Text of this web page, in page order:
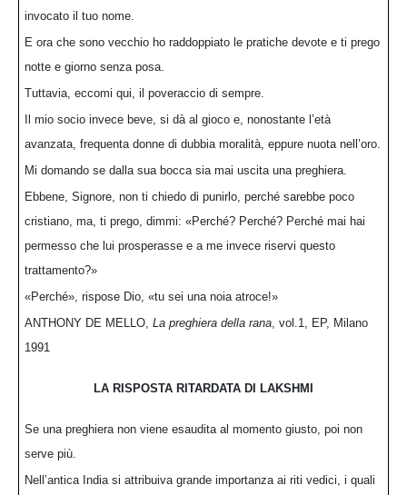
invocato il tuo nome.
E ora che sono vecchio ho raddoppiato le pratiche devote e ti prego
notte e giorno senza posa.
Tuttavia, eccomi qui, il poveraccio di sempre.
Il mio socio invece beve, si dà al gioco e, nonostante l’età
avanzata, frequenta donne di dubbia moralità, eppure nuota nell’oro.
Mi domando se dalla sua bocca sia mai uscita una preghiera.
Ebbene, Signore, non ti chiedo di punirlo, perché sarebbe poco
cristiano, ma, ti prego, dimmi: «Perché? Perché? Perché mai hai
permesso che lui prosperasse e a me invece riservi questo
trattamento?»
«Perché», rispose Dio, «tu sei una noia atroce!»
ANTHONY DE MELLO, La preghiera della rana, vol.1, EP, Milano
1991
LA RISPOSTA RITARDATA DI LAKSHMI
Se una preghiera non viene esaudita al momento giusto, poi non
serve più.
Nell’antica India si attribuiva grande importanza ai riti vedici, i quali